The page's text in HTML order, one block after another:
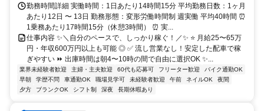
勤務時間詳細 実働時間：1日あたり14時間15分 平均勤務日数：1ヶ月
あたり12日 〜 13日 勤務形態：変形労働時間制 週実働 平均40時間 ⏰
1乗務あたり17時間15分（休憩3時間） ⏰ 実...
仕事内容 ✨＼自分のペースで、しっかり稼ぐ！／✨ ⭐ 月給25〜65万
円・年収600万円以上も可能 ◎ ✅ 流し営業なし！安定した配車で稼
ぎやすい ⏩ 出庫時間は朝4〜10時の間で自由に選択OK ✨...
業界未経験者歓迎 主婦・主夫歓迎 60代も応募可 フリーター歓迎
バイク通勤OK
早朝
学歴不問 車通勤OK 職場見学可 未経験者歓迎 午前 ネイルOK
夜間
夕方
ブランクOK シフト制 深夜 長期休暇あり